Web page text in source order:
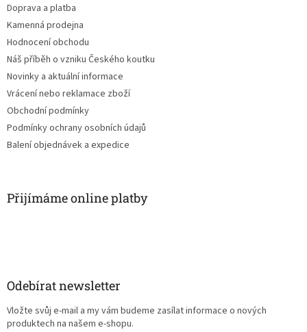
Doprava a platba
Kamenná prodejna
Hodnocení obchodu
Náš příběh o vzniku Českého koutku
Novinky a aktuální informace
Vrácení nebo reklamace zboží
Obchodní podmínky
Podmínky ochrany osobních údajů
Balení objednávek a expedice
Přijímáme online platby
Odebírat newsletter
Vložte svůj e-mail a my vám budeme zasílat informace o nových
produktech na našem e-shopu.